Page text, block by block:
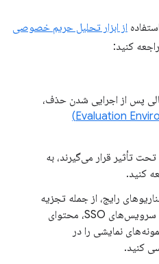
از ابزار تحلیل حریم خصوصی
کنید:
پس از اجرایی شدن حذف،
تأثیر قرار می‌گیرند، به
کنید.
رایج، از جمله تجزیه
و تحلیل، تجارت الکترونیک، سرویس‌های SSO، محتوای
نمایشی را در
کنید.